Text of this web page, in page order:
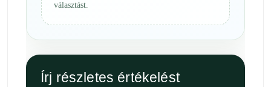
választást.
Írj részletes értékelést